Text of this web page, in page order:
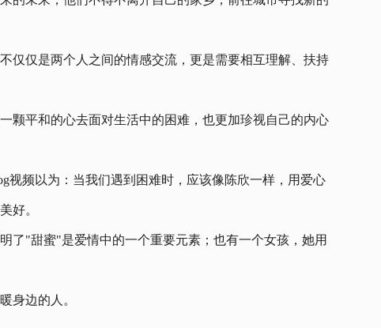
仅仅是两个人之间的情感交流，更是需要相互理解、扶持
颗平和的心去面对生活中的困难，也更加珍视自己的内心
视频以为：当我们遇到困难时，应该像陈欣一样，用爱心
好。
了"甜蜜"是爱情中的一个重要元素；也有一个女孩，她用
身边的人。